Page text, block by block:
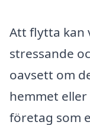
Att flytta kan
stressande
oavsett om
hemmet
företag som